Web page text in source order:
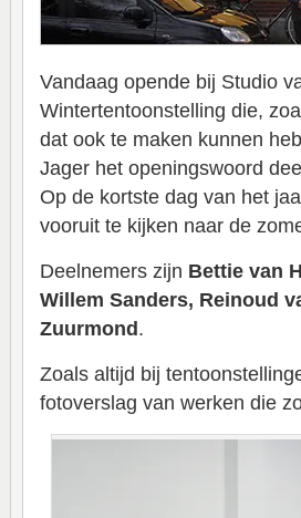
Vandaag opende bij Studio
Wintertentoonstelling die,
dat ook te maken kunnen
Jager het openingswoord
Op de kortste dag van het
vooruit te kijken naar de
Deelnemers zijn Bettie van
Willem Sanders, Reinoud
Zuurmond .
Zoals altijd bij
fotoverslag van werken die